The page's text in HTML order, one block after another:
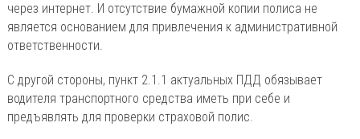
через интернет. И отсутствие бумажной копии полиса не
является основанием для привлечения к административной
ответственности.
С другой стороны, пункт 2.1.1 актуальных ПДД обязывает
водителя транспортного средства иметь при себе и
предъявлять для проверки страховой полис.